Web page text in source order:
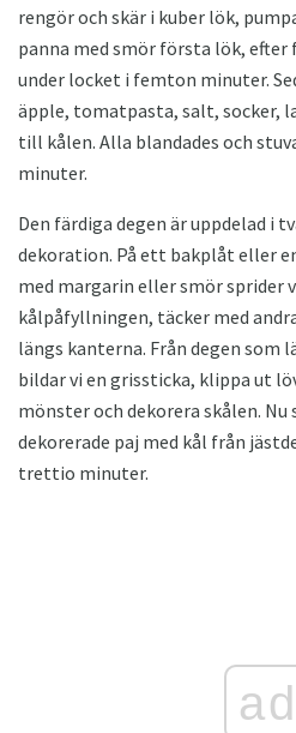
rengör och skär i kuber lök,
panna med smör första lök,
under locket i femton minuter.
äpple, tomatpasta, salt, socker,
till kålen. Alla blandades och
minuter.
Den färdiga degen är uppdelad i
dekoration. På ett bakplåt eller
med margarin eller smör sprider
kålpåfyllningen, täcker med
längs kanterna. Från degen som
bildar vi en grissticka, klippa ut
mönster och dekorera skålen. Nu
dekorerade paj med kål från
trettio minuter.
ad